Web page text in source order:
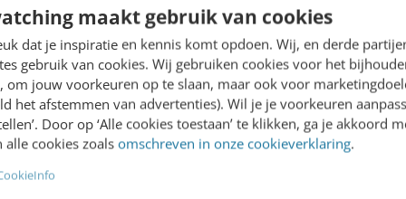
maakt gebruik van cookies
dat je inspiratie en kennis komt opdoen. Wij, en derde
gebruik van cookies. Wij gebruiken cookies voor het
om jouw voorkeuren op te slaan, maar ook voor
het afstemmen van advertenties). Wil je je voorkeuren
Door op ‘Alle cookies toestaan’ te klikken, ga je akkoord
alle cookies zoalsomschreven in onze cookieverklaring.
dat het steeds lastiger wordt mensen aan je
zoveel content is waar je uit kunt
ervoor dat vooral berichten in je tijdlijn
als gebruiker. Andere berichten krijg je
content steeds meer privé gedeeld wordt via
van het aantal socialmedia-shares.